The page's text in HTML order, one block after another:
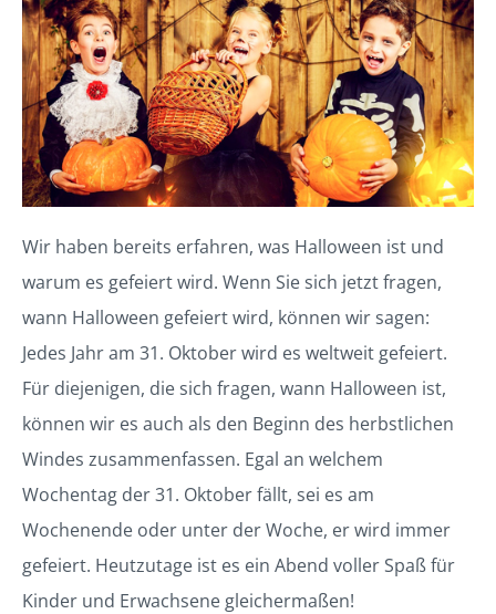
Wir haben bereits erfahren, was Halloween ist und
warum es gefeiert wird. Wenn Sie sich jetzt fragen,
wann Halloween gefeiert wird, können wir sagen:
Jedes Jahr am 31. Oktober wird es weltweit gefeiert.
Für diejenigen, die sich fragen, wann Halloween ist,
können wir es auch als den Beginn des herbstlichen
Windes zusammenfassen. Egal an welchem
Wochentag der 31. Oktober fällt, sei es am
Wochenende oder unter der Woche, er wird immer
gefeiert. Heutzutage ist es ein Abend voller Spaß für
Kinder und Erwachsene gleichermaßen!